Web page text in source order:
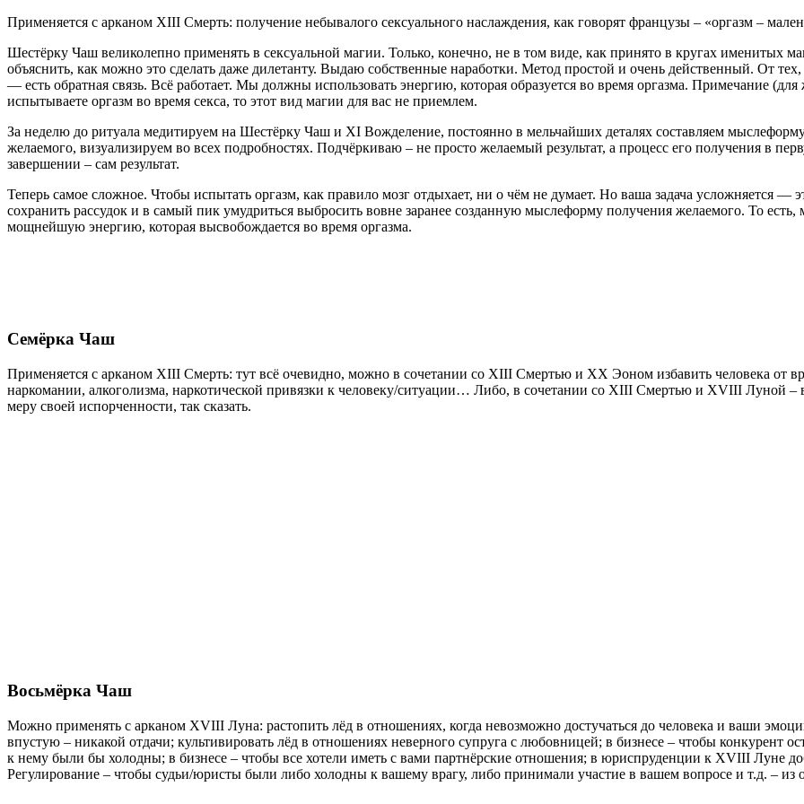
Применяется с арканом ХIII Смерть: получение небывалого сексуального наслаждения, как говорят французы – «оргазм –
Шестёрку Чаш великолепно применять в сексуальной магии. Только, конечно, не в том виде, как принято в кругах именитых
объяснить, как можно это сделать даже дилетанту. Выдаю собственные наработки. Метод простой и очень действенный. От
— есть обратная связь. Всё работает. Мы должны использовать энергию, которая образуется во время оргазма. Примечание
испытываете оргазм во время секса, то этот вид магии для вас не приемлем.
За неделю до ритуала медитируем на Шестёрку Чаш и XI Вожделение, постоянно в мельчайших деталях составляем
желаемого, визуализируем во всех подробностях. Подчёркиваю – не просто желаемый результат, а процесс его получения в
завершении – сам результат.
Теперь самое сложное. Чтобы испытать оргазм, как правило мозг отдыхает, ни о чём не думает. Но ваша задача усложняется —
сохранить рассудок и в самый пик умудриться выбросить вовне заранее созданную мыслеформу получения желаемого. То есть,
мощнейшую энергию, которая высвобождается во время оргазма.
Семёрка Чаш
Применяется с арканом ХIII Смерть: тут всё очевидно, можно в сочетании со ХIII Смертью и ХХ Эоном избавить человека от
наркомании, алкоголизма, наркотической привязки к человеку/ситуации… Либо, в сочетании со ХIII Смертью и XVIII Луной –
меру своей испорченности, так сказать.
Восьмёрка Чаш
Можно применять с арканом XVIII Луна: растопить лёд в отношениях, когда невозможно достучаться до человека и ваши
впустую – никакой отдачи; культивировать лёд в отношениях неверного супруга с любовницей; в бизнесе – чтобы конкурент
к нему были бы холодны; в бизнесе – чтобы все хотели иметь с вами партнёрские отношения; в юриспруденции к XVIII Луне
Регулирование – чтобы судьи/юристы были либо холодны к вашему врагу, либо принимали участие в вашем вопросе и т.д. – из